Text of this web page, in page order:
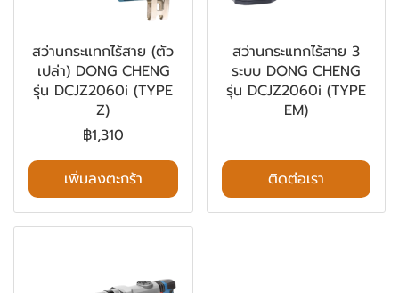
สว่านกระแทกไร้สาย (ตัว
เปล่า) DONG CHENG
รุ่น DCJZ2060i (TYPE
Z)
฿1,310
เพิ่มลงตะกร้า
สว่านกระแทกไร้สาย 3
ระบบ DONG CHENG
รุ่น DCJZ2060i (TYPE
EM)
ติดต่อเรา